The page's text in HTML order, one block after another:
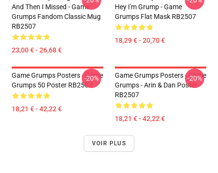
And Then I Missed - Game
Grumps Fandom Classic Mug
RB2507
23,00 € - 26,68 €
Hey I'm Grump - Game
Grumps Flat Mask RB2507
18,29 € - 20,70 €
Game Grumps Posters - Game
Grumps 50 Poster RB2507
18,21 € - 42,22 €
-20%
Game Grumps Posters - Game
Grumps - Arin & Dan Poster
RB2507
18,21 € - 42,22 €
-20%
VOIR PLUS